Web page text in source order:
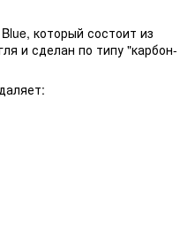
который состоит из
и сделан по типу "карбон-